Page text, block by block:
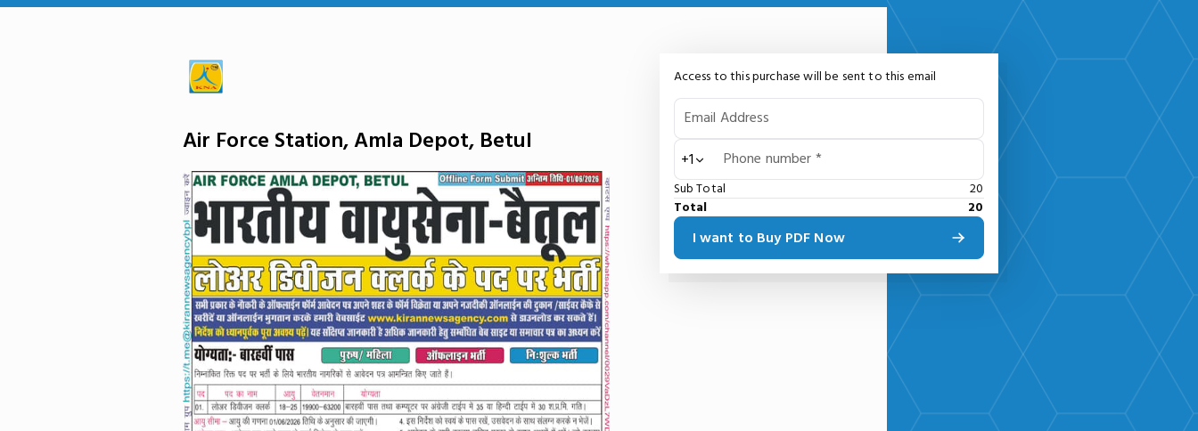
Access to this purchase will be sent to this email
Email Address
Phone number *
+1
Sub Total
20
Total
20
I want to Buy PDF Now
Air Force Station, Amla Depot, Betul